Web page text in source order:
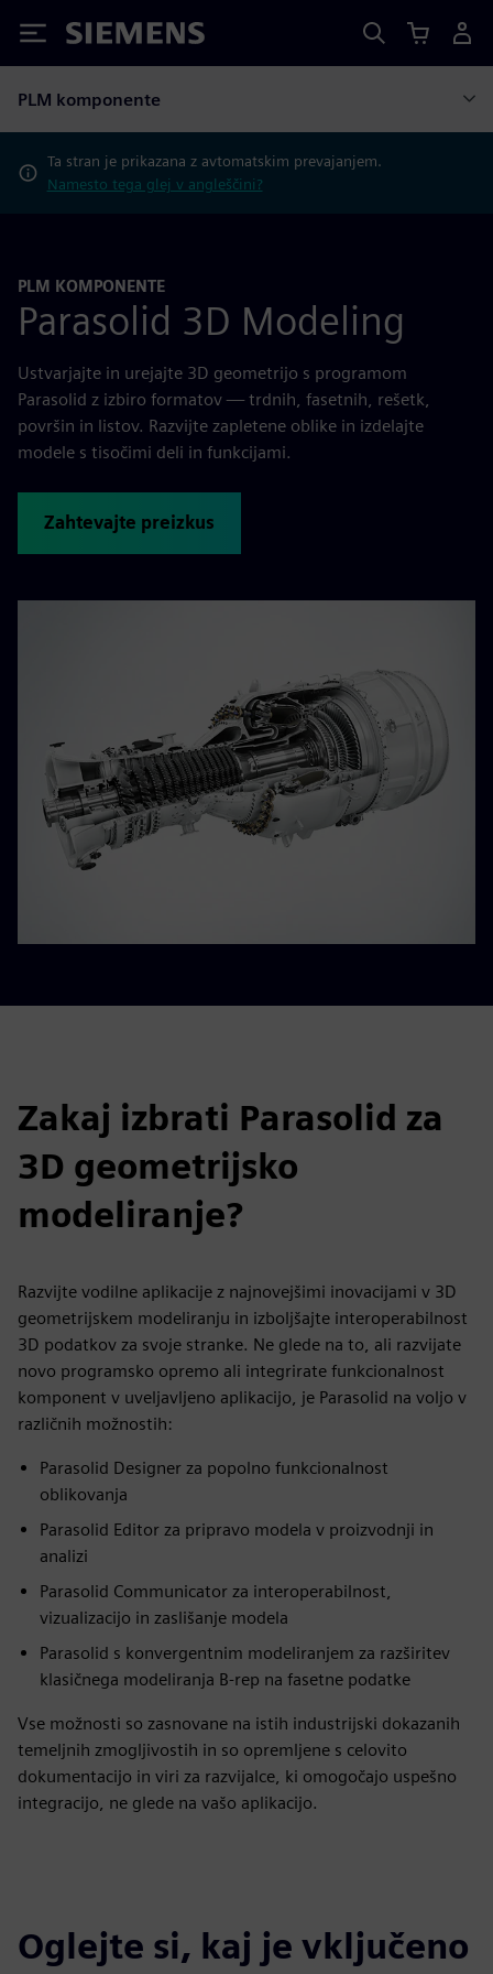
Siemens
PLM komponente
Ta stran je prikazana z avtomatskim prevajanjem.
Namesto tega glej v angleščini?
PLM KOMPONENTE
Parasolid 3D Modeling
Ustvarjajte in urejajte 3D geometrijo s programom
Parasolid z izbiro formatov — trdnih, fasetnih, rešetk,
površin in listov. Razvijte zapletene oblike in izdelajte
modele s tisočimi deli in funkcijami.
Zahtevajte preizkus
Zakaj izbrati Parasolid za
3D geometrijsko
modeliranje?
Razvijte vodilne aplikacije z najnovejšimi inovacijami v 3D
geometrijskem modeliranju in izboljšajte interoperabilnost
3D podatkov za svoje stranke. Ne glede na to, ali razvijate
novo programsko opremo ali integrirate funkcionalnost
komponent v uveljavljeno aplikacijo, je Parasolid na voljo v
različnih možnostih:
Parasolid Designer za popolno funkcionalnost
oblikovanja
Parasolid Editor za pripravo modela v proizvodnji in
analizi
Parasolid Communicator za interoperabilnost,
vizualizacijo in zaslišanje modela
Parasolid s konvergentnim modeliranjem za razširitev
klasičnega modeliranja B-rep na fasetne podatke
Vse možnosti so zasnovane na istih industrijski dokazanih
temeljnih zmogljivostih in so opremljene s celovito
dokumentacijo in viri za razvijalce, ki omogočajo uspešno
integracijo, ne glede na vašo aplikacijo.
Oglejte si, kaj je vključeno